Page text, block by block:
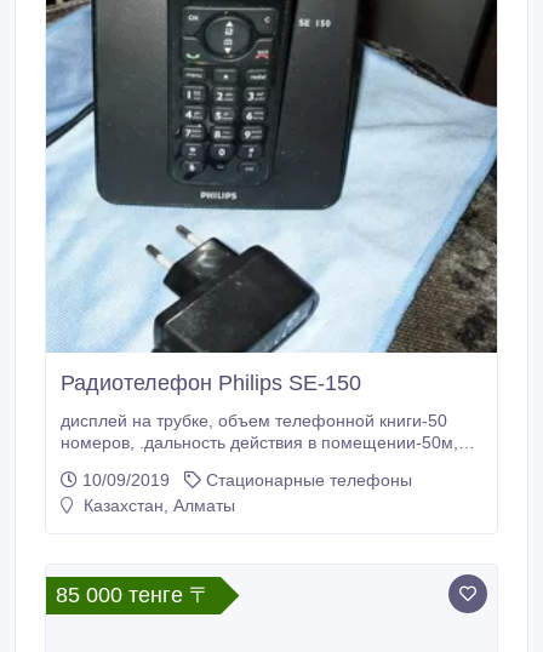
Радиотелефон Philips SE-150
дисплей на трубке, объем телефонной книги-50
номеров, .дальность действия в помещении-50м,
батареи, в хорошем состоянии..
10/09/2019
Стационарные телефоны
Казахстан, Алматы
85 000 тенге 〒